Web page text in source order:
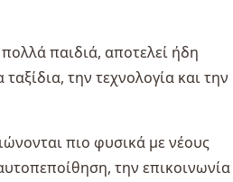
παιδιά, αποτελεί ήδη
την τεχνολογία και την
πιο φυσικά με νέους
την επικοινωνία